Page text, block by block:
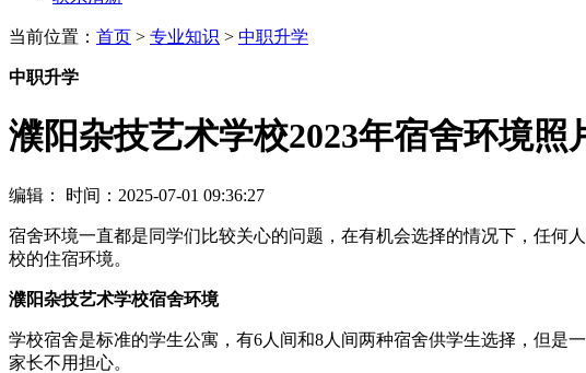
当前位置： 首页 > 专业知识 > 中职升学
中职升学
濮阳杂技艺术学校2023年宿舍环境照
编辑： 时间：2025-07-01 09:36:27
宿舍环境一直都是同学们比较关心的问题，在有机会选择的情况下，任何
校的住宿环境。
濮阳杂技艺术学校宿舍环境
学校宿舍是标准的学生公寓，有6人间和8人间两种宿舍供学生选择，但是
家长不用担心。